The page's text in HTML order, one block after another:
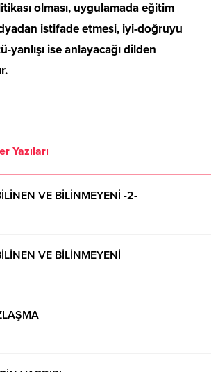
olması, uygulamada eğitim
istifade etmesi, iyi-doğruyu
yanlışı ise anlayacağı dilden
Yazıları
VE BİLİNMEYENİ -2-
VE BİLİNMEYENİ